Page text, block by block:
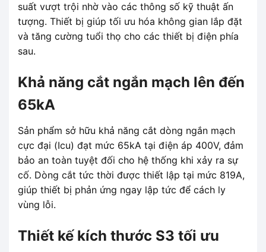
suất vượt trội nhờ vào các thông số kỹ thuật ấn
tượng. Thiết bị giúp tối ưu hóa không gian lắp đặt
và tăng cường tuổi thọ cho các thiết bị điện phía
sau.
Khả năng cắt ngắn mạch lên đến
65kA
Sản phẩm sở hữu khả năng cắt dòng ngắn mạch
cực đại (Icu) đạt mức 65kA tại điện áp 400V, đảm
bảo an toàn tuyệt đối cho hệ thống khi xảy ra sự
cố. Dòng cắt tức thời được thiết lập tại mức 819A,
giúp thiết bị phản ứng ngay lập tức để cách ly
vùng lỗi.
Thiết kế kích thước S3 tối ưu